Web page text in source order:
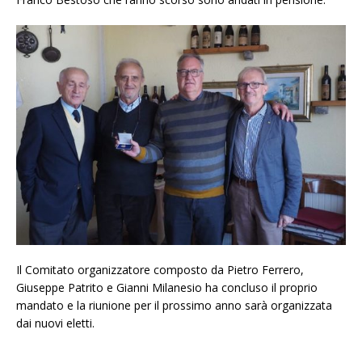
Il Comitato organizzatore composto da Pietro Ferrero,
Giuseppe Patrito e Gianni Milanesio ha concluso il proprio
mandato e la riunione per il prossimo anno sarà organizzata
dai nuovi eletti.